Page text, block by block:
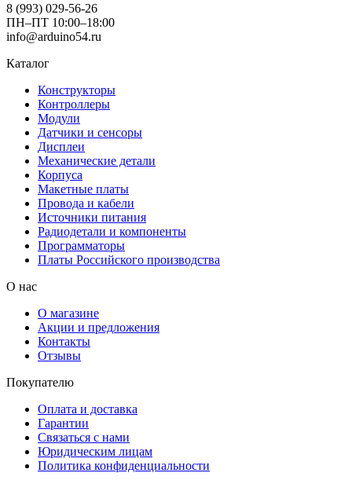
8 (993) 029-56-26
ПН–ПТ 10:00–18:00
info@arduino54.ru
Каталог
Конструкторы
Контроллеры
Модули
Датчики и сенсоры
Дисплеи
Механические детали
Корпуса
Макетные платы
Провода и кабели
Источники питания
Радиодетали и компоненты
Программаторы
Платы Российского производства
О нас
О магазине
Акции и предложения
Контакты
Отзывы
Покупателю
Оплата и доставка
Гарантии
Связаться с нами
Юридическим лицам
Политика конфиденциальности